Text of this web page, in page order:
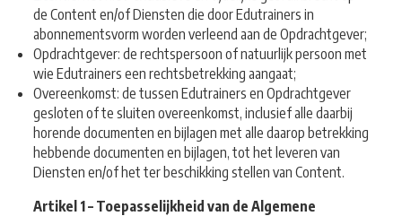
de Content en/of Diensten die doorEdutrainers in
abonnementsvorm worden verleend aan de Opdrachtgever;
Opdrachtgever: de rechtspersoon of natuurlijk persoon met
wie Edutrainers een rechtsbetrekking aangaat;
Overeenkomst: de tussen Edutrainers en Opdrachtgever
gesloten of te sluiten overeenkomst, inclusief alle daarbij
horende documenten en bijlagen met alle daarop betrekking
hebbende documenten en bijlagen, tot het leveren van
Diensten en/of het ter beschikking stellen van Content.
Artikel 1 – Toepasselijkheid van de Algemene